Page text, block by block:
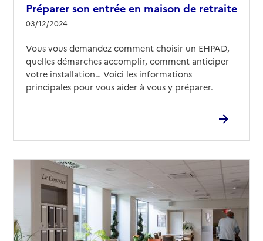
Préparer son entrée en maison de retraite
03/12/2024
Vous vous demandez comment choisir un EHPAD,
quelles démarches accomplir, comment anticiper
votre installation… Voici les informations
principales pour vous aider à vous y préparer.